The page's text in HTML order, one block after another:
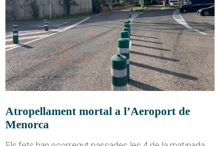
Atropellament mortal a l’Aeroport de
Menorca